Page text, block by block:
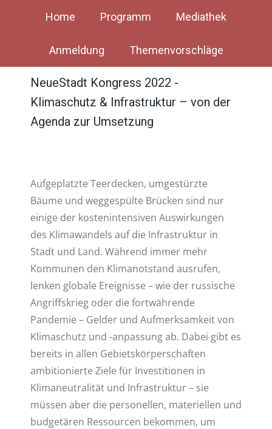
Home Programm Mediathek
Anmeldung Themenvorschläge
NeueStadt Kongress 2022 -
Klimaschutz & Infrastruktur – von der
Agenda zur Umsetzung
Aufgeplatzte Teerdecken, umgestürzte
Bäume und weggespülte Brücken sind nur
einige der kostenintensiven Auswirkungen
des Klimawandels auf die Infrastruktur in
Stadt und Land. Während immer mehr
Kommunen den Klimanotstand ausrufen,
lenken globale Ereignisse – wie der russische
Angriffskrieg oder die fortwährende
Pandemie – Gelder und Aufmerksamkeit von
Klimaschutz und -anpassung ab. Dabei gibt es
bereits in allen Gebietskörperschaften
ambitionierte Ziele für Investitionen in
Klimaneutralität und Infrastruktur – sie
müssen aber die personellen, materiellen und
budgetären Ressourcen bekommen, um